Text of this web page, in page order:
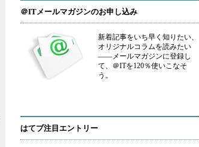
＠ITメールマガジンのお申し込み
新着記事をいち早く知りたい、
オリジナルコラムを読みたい
――メールマガジンに登録し
て、＠ITを120％使いこなそ
う。
はてブ注目エントリー